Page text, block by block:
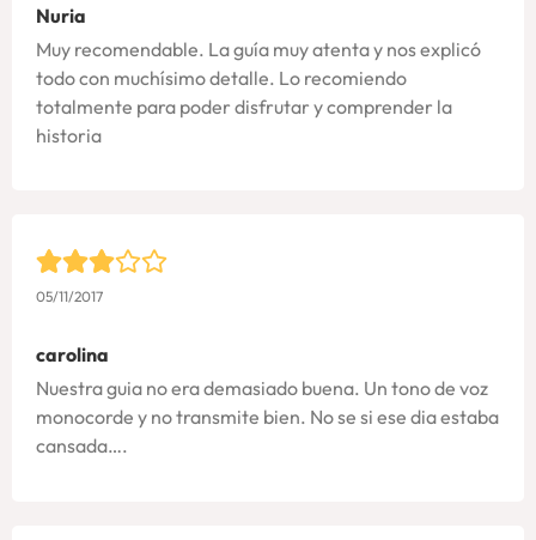
Nuria
Muy recomendable. La guía muy atenta y nos explicó
todo con muchísimo detalle. Lo recomiendo
totalmente para poder disfrutar y comprender la
historia
05/11/2017
carolina
Nuestra guia no era demasiado buena. Un tono de voz
monocorde y no transmite bien. No se si ese dia estaba
cansada….